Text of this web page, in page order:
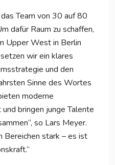
Team von 30 auf 80
dafür Raum zu schaffen,
Upper West in Berlin
wir ein klares
und den
Sinne des Wortes
moderne
bringen junge Talente
so Lars Meyer.
Bereichen stark – es ist